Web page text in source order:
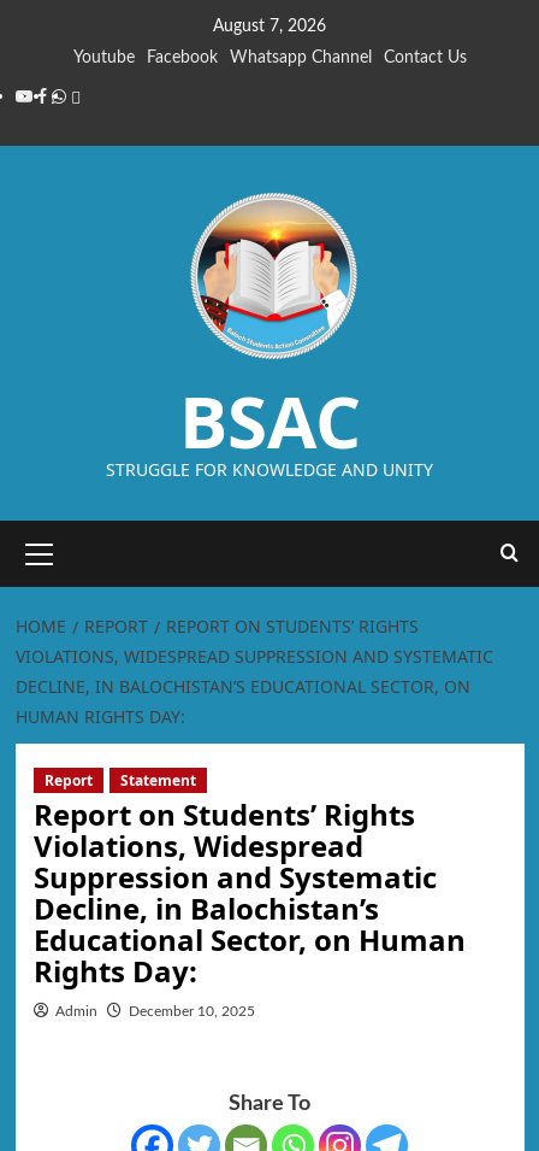
August 7, 2026
Youtube
Facebook Whatsapp Channel Contact Us
BSAC
STRUGGLE FOR KNOWLEDGE AND UNITY
HOME REPORT
REPORT ON STUDENTS’ RIGHTS
VIOLATIONS, WIDESPREAD SUPPRESSION AND SYSTEMATIC
DECLINE, IN BALOCHISTAN’S EDUCATIONAL SECTOR, ON
HUMAN RIGHTS DAY:
Report Statement
Report on Students’ Rights
Violations, Widespread
Suppression and Systematic
Decline, in Balochistan’s
Educational Sector, on Human
Rights Day:
Admin December 10, 2025
Share To